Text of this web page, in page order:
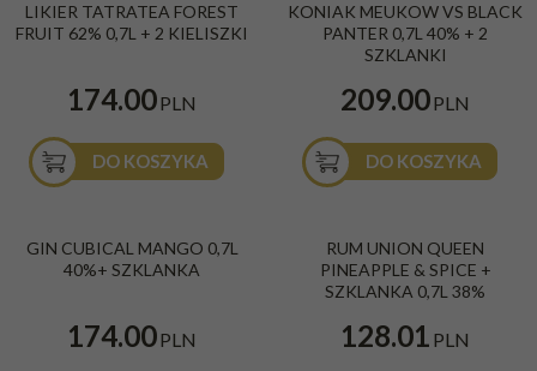
LIKIER TATRATEA FOREST
FRUIT 62% 0,7L + 2 KIELISZKI
174.00PLN
DO KOSZYKA
KONIAK MEUKOW VS BLACK
PANTER 0,7L 40% + 2
SZKLANKI
209.00PLN
DO KOSZYKA
GIN CUBICAL MANGO 0,7L
40%+ SZKLANKA
174.00PLN
RUM UNION QUEEN
PINEAPPLE & SPICE +
SZKLANKA 0,7L 38%
128.01 PLN